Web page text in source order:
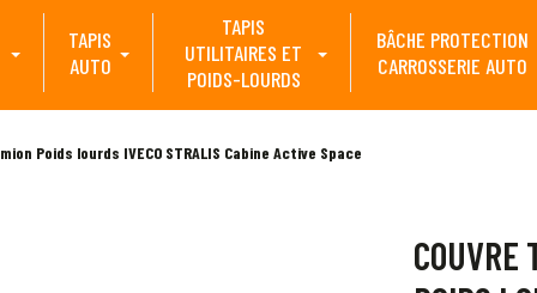
TAPIS
AUTO
TAPIS
UTILITAIRES ET
POIDS-LOURDS
BÂCHE PROTECTION
CARROSSERIE AUTO
Poids lourds IVECO STRALIS Cabine Active Space
COUVRE